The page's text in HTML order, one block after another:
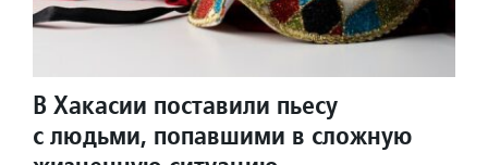
В Хакасии поставили пьесу
с людьми, попавшими в сложную